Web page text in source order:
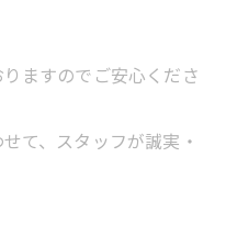
ますのでご安心くださ
て、スタッフが誠実・